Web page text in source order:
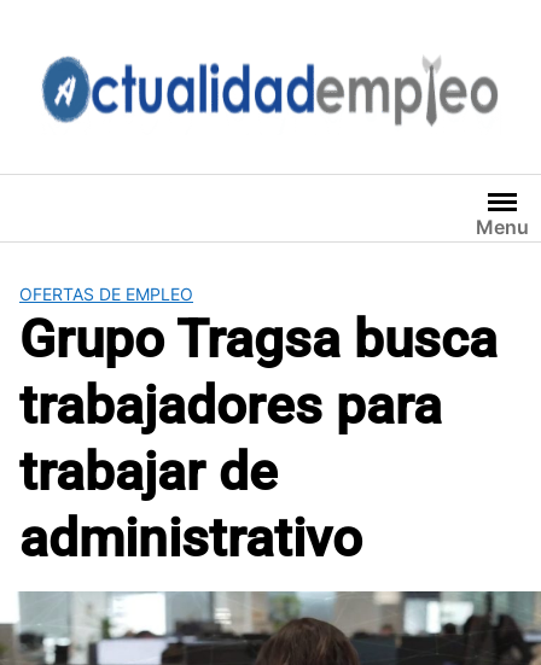
contenido
Menu
OFERTAS DE EMPLEO
Grupo Tragsa busca
trabajadores para
trabajar de
administrativo